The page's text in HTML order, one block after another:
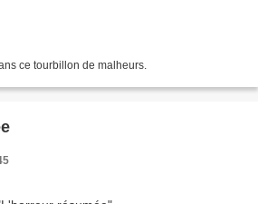
ce tourbillon de malheurs.